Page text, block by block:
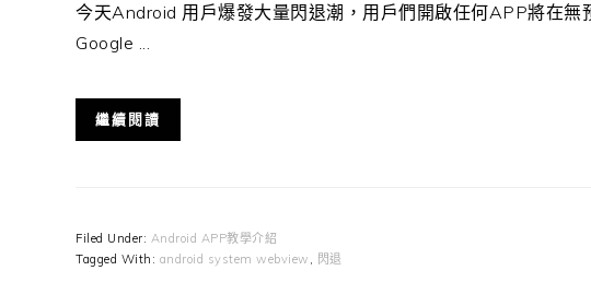
今天Android 用戶爆發大量閃退潮，用戶們開啟任何APP將在無
Google ...
繼續閱讀
Filed Under: Android APP教學介紹
Tagged With: android system webview , 閃退